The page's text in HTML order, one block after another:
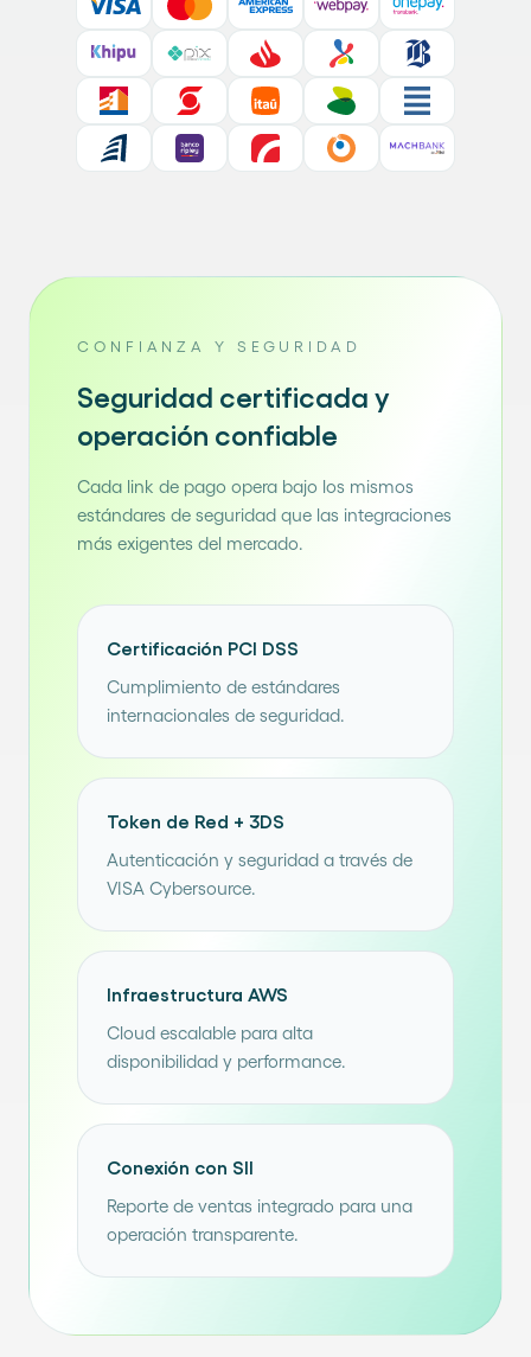
CONFIANZA Y SEGURIDAD
Seguridad certificada y
operación confiable
Cada link de pago opera bajo los mismos
estándares de seguridad que las integraciones
más exigentes del mercado.
Certificación PCI DSS
Cumplimiento de estándares
internacionales de seguridad.
Token de Red + 3DS
Autenticación y seguridad a través de
VISA Cybersource.
Infraestructura AWS
Cloud escalable para alta
disponibilidad y performance.
Conexión con SII
Reporte de ventas integrado para una
operación transparente.